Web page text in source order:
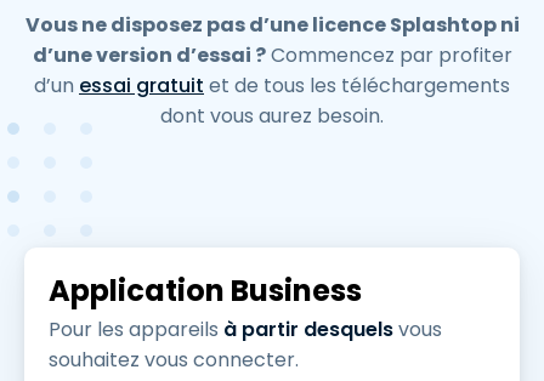
Vous ne disposez pas d’une licence Splashtop ni
d’une version d’essai ?Commencez par profiter
d’un essai gratuit et de tous les téléchargements
dont vous aurez besoin.
Application Business
Pour les appareils à partir desquelsvous
souhaitez vous connecter.